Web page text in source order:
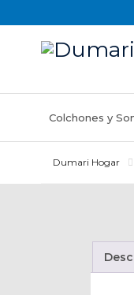
to
content
Colchones y
Dumari Hogar